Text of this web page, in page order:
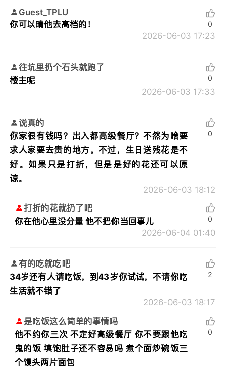
Guest_TPLU
你可以晴他去高档的！
2026-06-03 17:23
0
往坑里扔个石头就跑了
楼主呢
2026-06-03 17:33
0
说真的
你家很有钱吗？出入都高级餐厅？不然为啥要
求人家要去贵的地方。不过，生日送残花是不
好。如果只是打折，但是是好的花还可以原
谅。
2026-06-03 18:12
0
打折的花就扔了吧
你在他心里没分量 他不把你当回事儿
2026-06-04 01:40
0
有的吃就吃吧
34岁还有人请吃饭，到43岁你试试，不请你吃
生活就不错了
2026-06-03 18:17
2
是吃饭这么简单的事情吗
他不约你三次 不定好高级餐厅 你不要跟他吃
鬼的饭 填饱肚子还不容易吗 煮个面炒碗饭三
个馒头两片面包
0